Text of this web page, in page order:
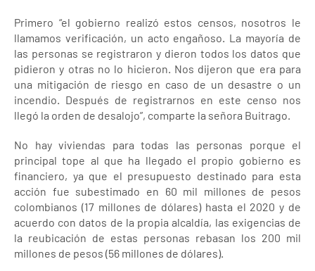
Primero “el gobierno realizó estos censos, nosotros le
llamamos verificación, un acto engañoso. La mayoría de
las personas se registraron y dieron todos los datos que
pidieron y otras no lo hicieron. Nos dijeron que era para
una mitigación de riesgo en caso de un desastre o un
incendio. Después de registrarnos en este censo nos
llegó la orden de desalojo”, comparte la señora Buitrago.
No hay viviendas para todas las personas porque el
principal tope al que ha llegado el propio gobierno es
financiero, ya que el presupuesto destinado para esta
acción fue subestimado en 60 mil millones de pesos
colombianos (17 millones de dólares) hasta el 2020 y de
acuerdo con datos de la propia alcaldía, las exigencias de
la reubicación de estas personas rebasan los 200 mil
millones de pesos (56 millones de dólares).